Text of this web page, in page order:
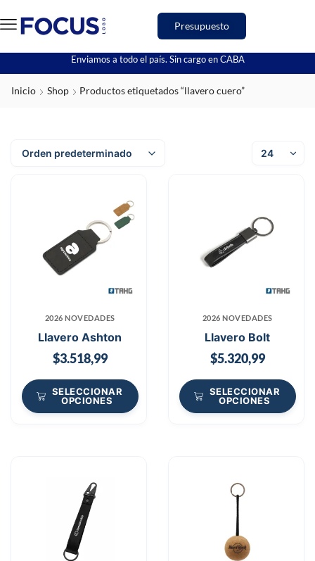
Presupuesto
Enviamos a todo el país. Sin cargo en CABA
Inicio Shop Productos etiquetados “llavero cuero”
2026 NOVEDADES
Llavero Ashton
$3.518,99
SELECCIONAR
OPCIONES
2026 NOVEDADES
Llavero Bolt
$5.320,99
SELECCIONAR
OPCIONES